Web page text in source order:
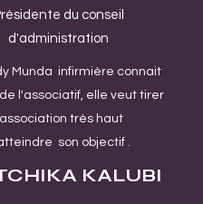
du conseil
d'administration
Munda infirmière connait
l'associatif, elle veut tirer
très haut
son objectif .
KALUBI